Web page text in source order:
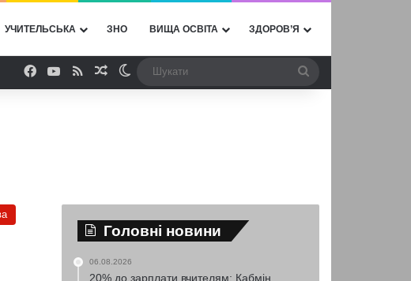
УЧИТЕЛЬСЬКА ЗНО ВИЩА ОСВІТА ЗДОРОВ’Я
Facebook
YouTube
RSSВипадкова стаття
Switch skin
Головні новини
06.08.2026
20% до зарплати вчителям: Кабмін